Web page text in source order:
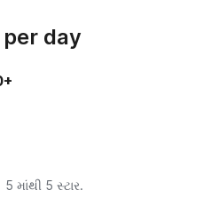
day
5 માંથી 5 સ્ટાર.